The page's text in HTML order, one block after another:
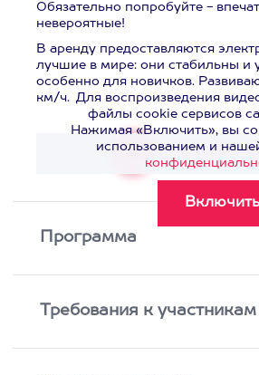
Обязательно попробуйте -
невероятные!
В аренду предоставляются
лучшие в мире: они стабильны и
особенно для новичков.
км/ч.
Смотреть
Для воспроизведения
файлы cookie сервисов
Нажимая «Включить», вы
использованием и
Программа
Требования к участникам